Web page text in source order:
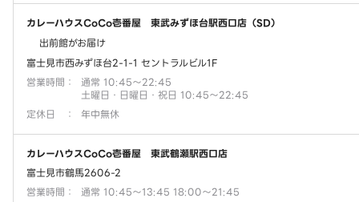
カレーハウスCoCo壱番屋 東武みずほ台駅西口店（SD）
出前館がお届け
富士見市西みずほ台2-1-1 セントラルビル1F
営業時間 ：
通常 10:45～22:45
土曜日・日曜日・祝日 10:45～22:45
定休日
： 年中無休
カレーハウスCoCo壱番屋 東武鶴瀬駅西口店
富士見市鶴馬2606-2
営業時間 ： 通常 10:45～13:45 18:00～21:45